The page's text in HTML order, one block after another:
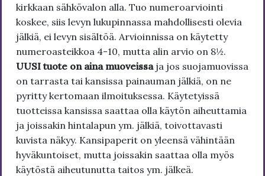
kirkkaan sähkövalon alla. Tuo numeroarviointi
koskee, siis levyn lukupinnassa mahdollisesti olevia
jälkiä, ei levyn sisältöä. Arvioinnissa on käytetty
numeroasteikkoa 4-10, mutta alin arvio on 8½.
UUSI tuote on aina muoveissa ja jos suojamuovissa
on tarrasta tai kansissa painauman jälkiä, on ne
pyritty kertomaan ilmoituksessa. Käytetyissä
tuotteissa kansissa saattaa olla käytön aiheuttamia
ja joissakin hintalapun ym. jälkiä, toivottavasti
kuvista näkyy. Kansipaperit on yleensä vähintään
hyväkuntoiset, mutta joissakin saattaa olla myös
käytöstä aiheutunutta taitos ym. jälkeä.